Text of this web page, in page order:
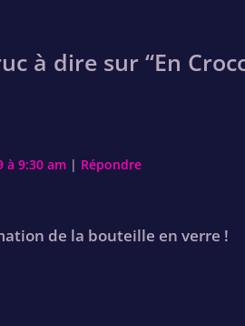
à dire sur “En
à 9:30 am | Répondre
de la bouteille en verre !